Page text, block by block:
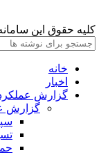
کلیه حقوق این
خانه
اخبار
گزارش
گزارش